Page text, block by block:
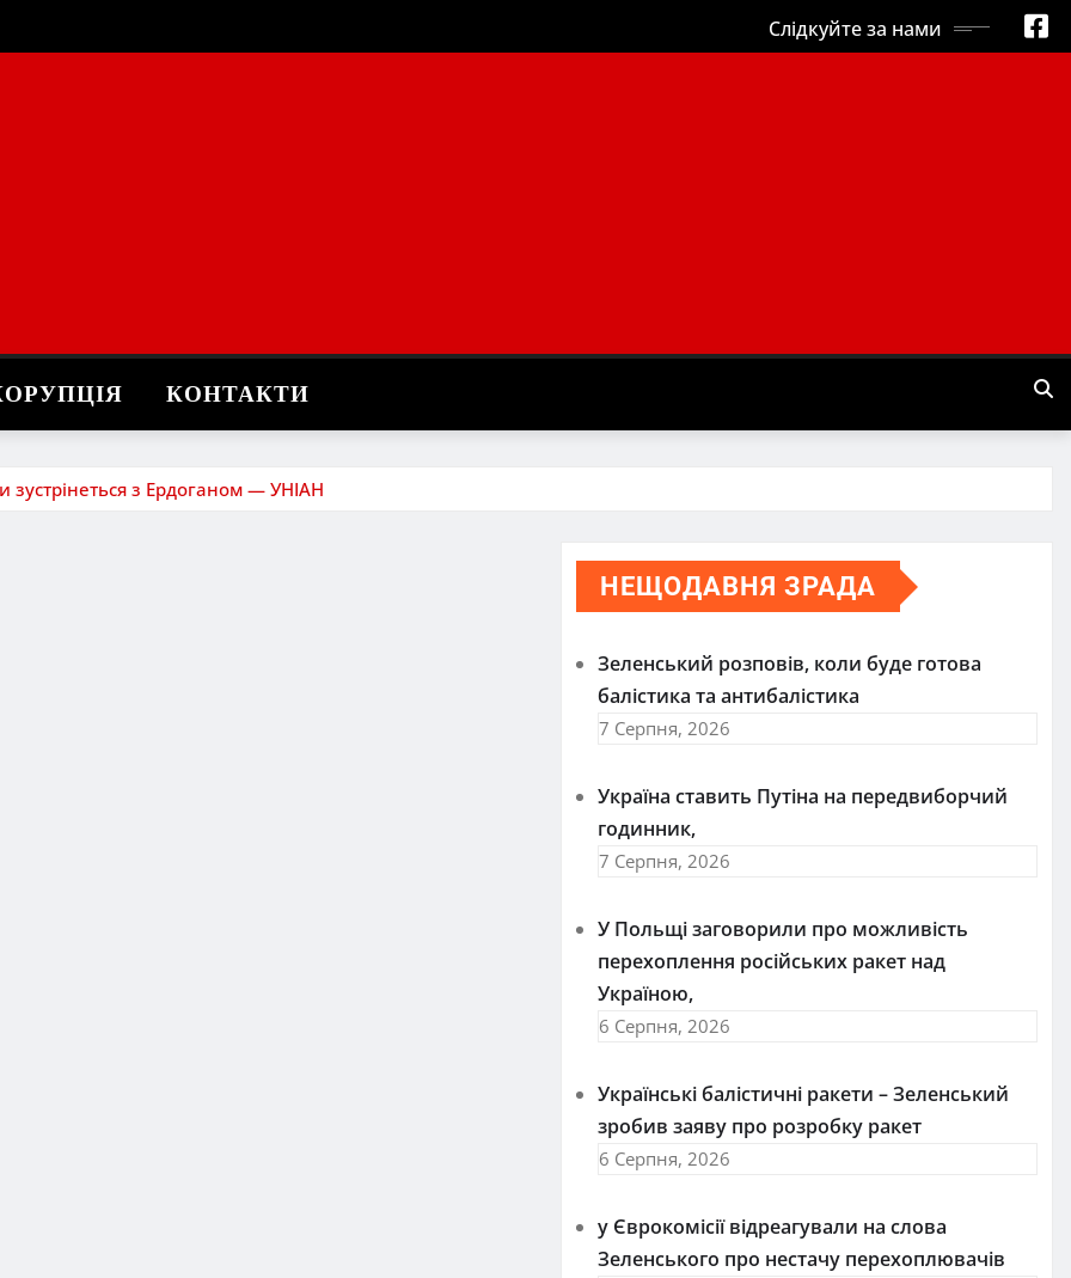
Слідкуйте за нами
КОНТАКТИ
з Ердоганом — УНІАН
НЕЩОДАВНЯ ЗРАДА
Зеленський розповів, коли буде готова
балістика та антибалістика
7 Серпня, 2026
Україна ставить Путіна на передвиборчий
годинник,
7 Серпня, 2026
У Польщі заговорили про можливість
перехоплення російських ракет над
Україною,
6 Серпня, 2026
Українські балістичні ракети – Зеленський
зробив заяву про розробку ракет
6 Серпня, 2026
у Єврокомісії відреагували на слова
Зеленського про нестачу перехоплювачів